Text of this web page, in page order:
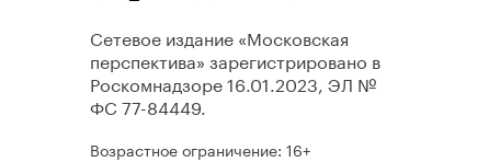
Сетевое издание «Московская
перспектива» зарегистрировано в
Роскомнадзоре 16.01.2023, ЭЛ №
ФС 77-84449.
Возрастное ограничение: 16+